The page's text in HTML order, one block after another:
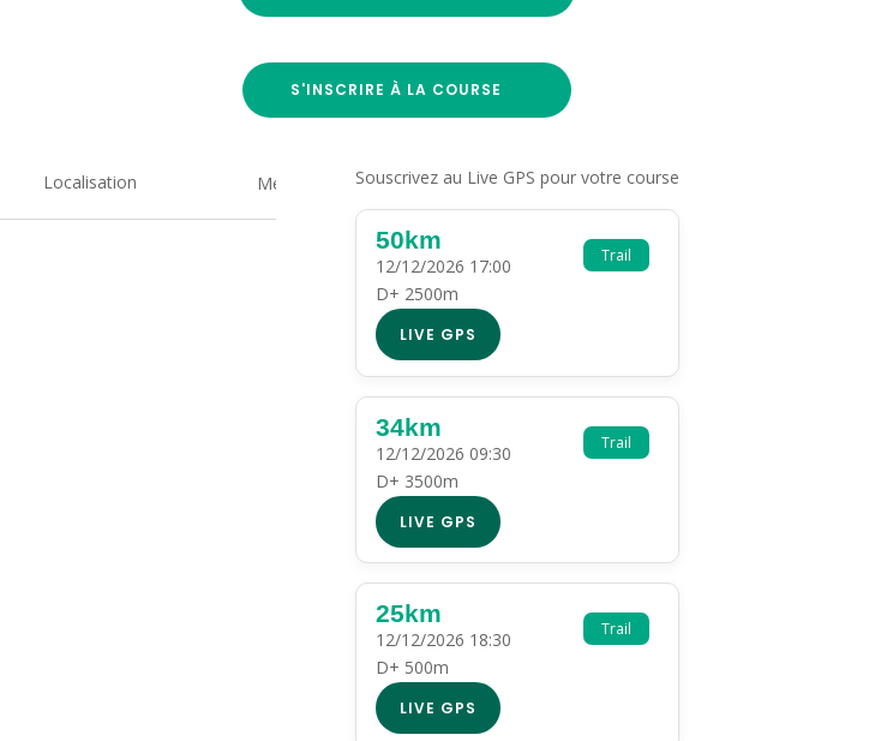
S'INSCRIRE À LA COURSE
Localisation Medias Souscrivez au Live GPS pour votre course
Trail
50km
12/12/2026 17:00
D+ 2500m
LIVE GPS
Trail
34km
12/12/2026 09:30
D+ 3500m
LIVE GPS
Trail
25km
12/12/2026 18:30
D+ 500m
LIVE GPS